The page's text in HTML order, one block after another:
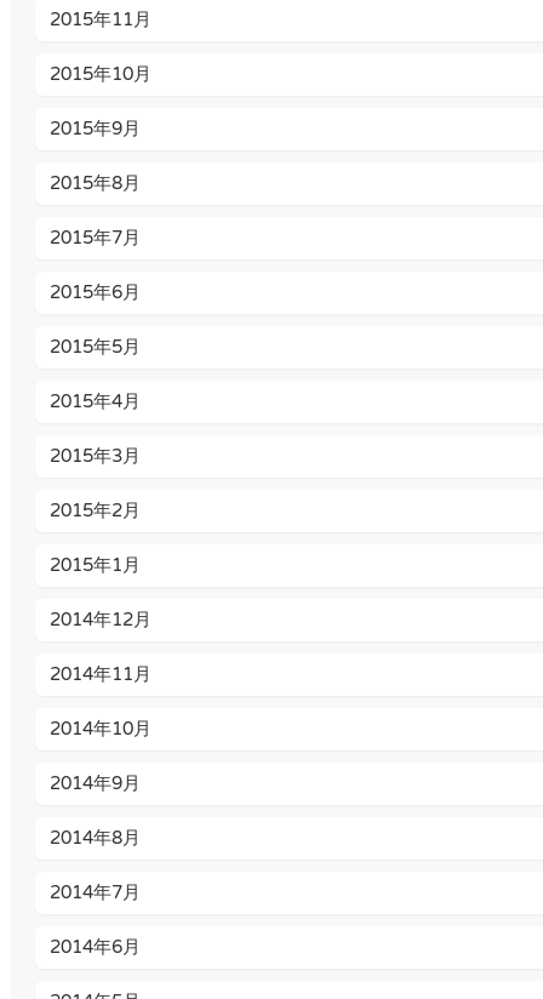
2015年11月
2015年10月
2015年9月
2015年8月
2015年7月
2015年6月
2015年5月
2015年4月
2015年3月
2015年2月
2015年1月
2014年12月
2014年11月
2014年10月
2014年9月
2014年8月
2014年7月
2014年6月